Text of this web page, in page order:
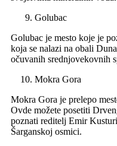
Golubac
Golubac je mesto koje je
koja se nalazi na obali
očuvanih srednjovekovnih
Mokra Gora
Mokra Gora je prelepo
Ovde možete posetiti
poznati reditelj Emir
Šarganskoj osmici.